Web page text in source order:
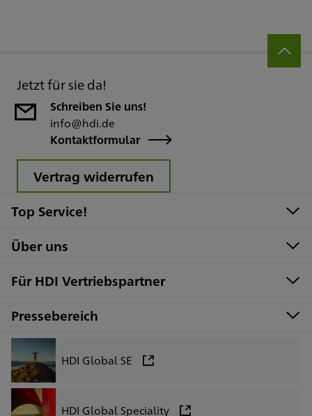
Jetzt für sie da!
Schreiben Sie uns!
info@hdi.de
Kontaktformular
Vertrag widerrufen
Top Service!
Über uns
Für HDI Vertriebspartner
Pressebereich
HDI Global SE
HDI Global Speciality